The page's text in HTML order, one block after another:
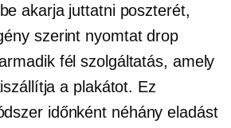
akarja juttatni poszterét,
szerint nyomtatdrop
fél szolgáltatás, amely
a plakátot. Ez
időnként néhány eladást